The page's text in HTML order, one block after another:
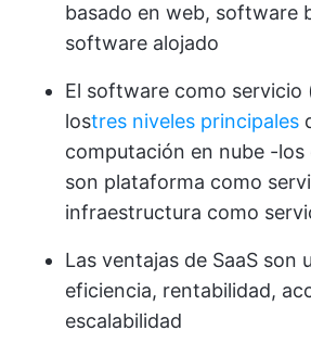
basado en web, software
software alojado
El software como servicio
lostres niveles principales
computación en nube -los
son plataforma como
infraestructura como
Las ventajas de SaaS son
eficiencia, rentabilidad,
escalabilidad